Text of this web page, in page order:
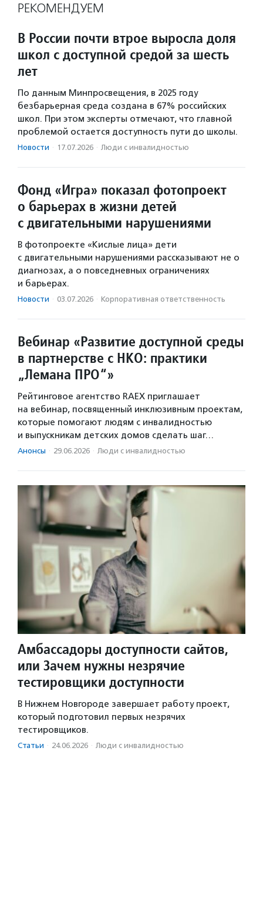
РЕКОМЕНДУЕМ
В России почти втрое выросла доля
школ с доступной средой за шесть
лет
По данным Минпросвещения, в 2025 году
безбарьерная среда создана в 67% российских
школ. При этом эксперты отмечают, что главной
проблемой остается доступность пути до школы.
Новости · 17.07.2026 · Люди с инвалидностью
Фонд «Игра» показал фотопроект
о барьерах в жизни детей
с двигательными нарушениями
В фотопроекте «Кислые лица» дети
с двигательными нарушениями рассказывают не о
диагнозах, а о повседневных ограничениях
и барьерах.
Новости · 03.07.2026 · Корпоративная ответственность
Вебинар «Развитие доступной среды
в партнерстве с НКО: практики
„Лемана ПРО“»
Рейтинговое агентство RAEX приглашает
на вебинар, посвященный инклюзивным проектам,
которые помогают людям с инвалидностью
и выпускникам детских домов сделать шаг…
Анонсы · 29.06.2026 · Люди с инвалидностью
Амбассадоры доступности сайтов,
или Зачем нужны незрячие
тестировщики доступности
В Нижнем Новгороде завершает работу проект,
который подготовил первых незрячих
тестировщиков.
Статьи · 24.06.2026 · Люди с инвалидностью